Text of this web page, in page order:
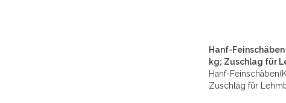
Hanf-
kg; Zuschlag für
Hanf-
Zuschlag für